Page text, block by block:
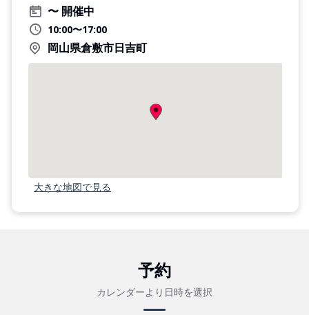
開催中
10:00〜17:00
岡山県倉敷市日吉町
大きな地図で見る
予約
カレンダーより日時を選択